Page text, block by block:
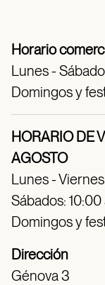
Horario
Lunes -
Domingos y
HORARIO DE
AGOSTO
Lunes -
Sábados: 10:00
Domingos y
Dirección
Génova 3